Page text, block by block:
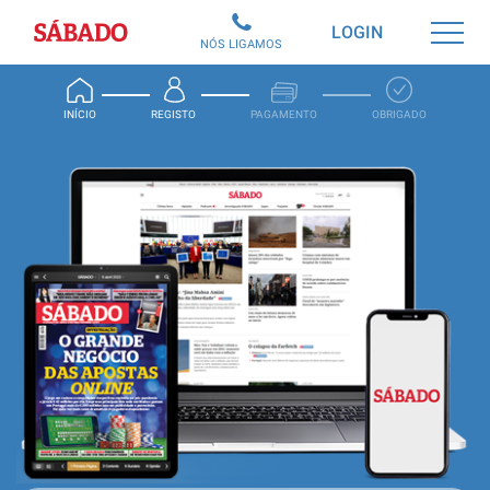
Sábado
INÍCIO REGISTO PAGAMENTO OBRIGADO
LOGIN
NÓS LIGAMOS